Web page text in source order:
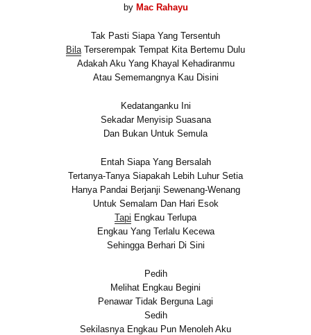
by Mac Rahayu
Tak Pasti Siapa Yang Tersentuh
BilaTerserempak Tempat Kita Bertemu Dulu
Adakah Aku Yang Khayal Kehadiranmu
Atau Sememangnya Kau Disini
Kedatanganku Ini
Sekadar Menyisip Suasana
Dan Bukan Untuk Semula
Entah Siapa Yang Bersalah
Tertanya-Tanya Siapakah Lebih Luhur Setia
Hanya Pandai Berjanji Sewenang-Wenang
Untuk Semalam Dan Hari Esok
Tapi Engkau Terlupa
Engkau Yang Terlalu Kecewa
Sehingga Berhari Di Sini
Pedih
Melihat Engkau Begini
Penawar Tidak Berguna Lagi
Sedih
Sekilasnya Engkau Pun Menoleh Aku